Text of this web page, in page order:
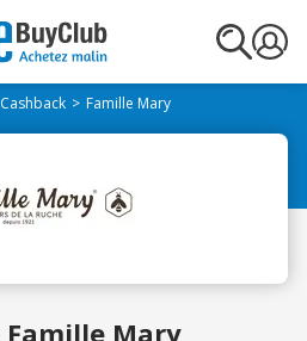
Famille Mary
Famille Mary